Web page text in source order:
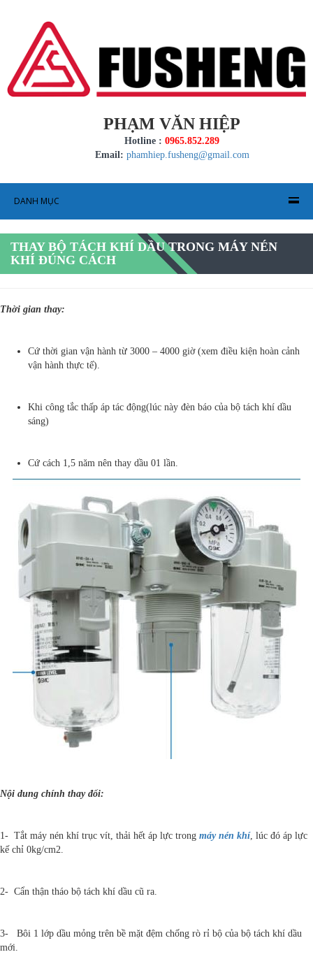
PHẠM VĂN HIỆP
Hotline : 0965.852.289
Email: phamhiep.fusheng@gmail.com
DANH MỤC
THAY BỘ TÁCH KHÍ DẦU TRONG MÁY NÉN
KHÍ ĐÚNG CÁCH
Thời gian thay:
Cứ thời gian vận hành từ 3000 – 4000 giờ (xem điều kiện hoàn cảnh
vận hành thực tế).
Khi công tắc thấp áp tác động(lúc này đèn báo của bộ tách khí dầu
sáng)
Cứ cách 1,5 năm nên thay dầu 01 lần.
Nội dung chính thay đổi:
1- Tắt máy nén khí trục vít, thải hết áp lực trong máy nén khí, lúc đó áp lực
kế chỉ 0kg/cm2.
2- Cẩn thận tháo bộ tách khí dầu cũ ra.
3- Bôi 1 lớp dầu mỏng trên bề mặt đệm chống rò rỉ bộ của bộ tách khí dầu
mới.